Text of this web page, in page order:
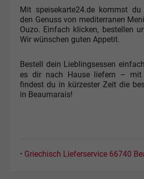
Mit speisekarte24.de kommst
den Genuss von mediterranen
Ouzo. Einfach klicken, bestellen
Wir wünschen guten Appetit.
Bestell dein Lieblingsessen
es dir nach Hause liefern – mit
findest du in kürzester Zeit die
in Beaumarais!
• Griechisch Lieferservice 66740